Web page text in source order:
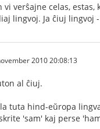
vi verŝajne celas,
lingvoj. Ja ĉiuj lingvoj
2010 20:08:13
al ĉiuj.
tuta hind-eŭropa
'sam' kaj perse